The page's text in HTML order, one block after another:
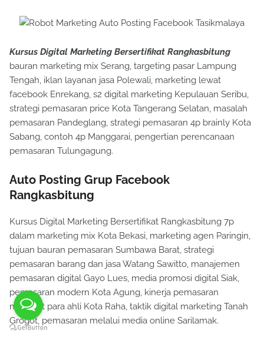
Kursus Digital Marketing Bersertifikat Rangkasbitung
bauran marketing mix Serang, targeting pasar Lampung
Tengah, iklan layanan jasa Polewali, marketing lewat
facebook Enrekang, s2 digital marketing Kepulauan Seribu,
strategi pemasaran price Kota Tangerang Selatan, masalah
pemasaran Pandeglang, strategi pemasaran 4p brainly Kota
Sabang, contoh 4p Manggarai, pengertian perencanaan
pemasaran Tulungagung.
Auto Posting Grup Facebook
Rangkasbitung
Kursus Digital Marketing Bersertifikat Rangkasbitung 7p
dalam marketing mix Kota Bekasi, marketing agen Paringin,
tujuan bauran pemasaran Sumbawa Barat, strategi
pemasaran barang dan jasa Watang Sawitto, manajemen
pemasaran digital Gayo Lues, media promosi digital Siak,
pemasaran modern Kota Agung, kinerja pemasaran
menurut para ahli Kota Raha, taktik digital marketing Tanah
Grogot, pemasaran melalui media online Sarilamak.